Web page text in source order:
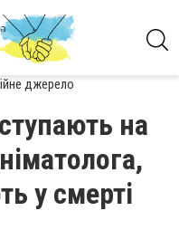
джерело
на
у смерті